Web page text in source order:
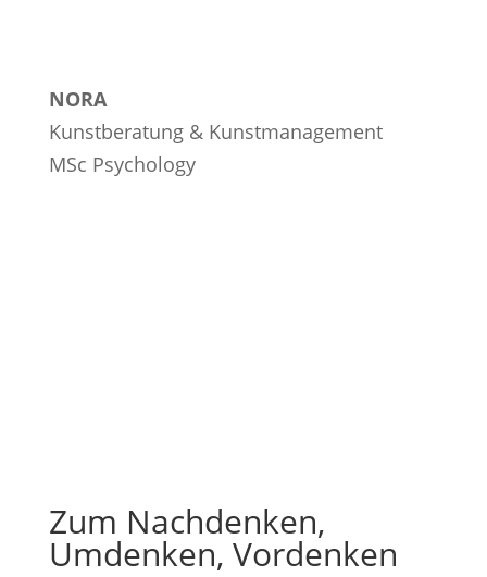
NORA
Kunstberatung & Kunstmanagement
MSc Psychology
Zum Nachdenken,
Umdenken, Vordenken